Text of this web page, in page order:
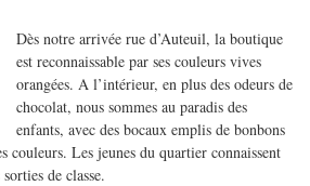
Dès notre arrivée rue d’Auteuil, la boutique
est reconnaissable par ses couleurs vives
orangées. A l’intérieur, en plus des odeurs de
chocolat, nous sommes au paradis des
enfants, avec des bocaux emplis de bonbons
couleurs. Les jeunes du quartier connaissent
de classe.